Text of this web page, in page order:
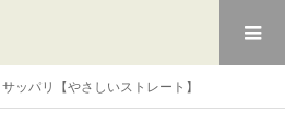
ッパリ【やさしいストレート】